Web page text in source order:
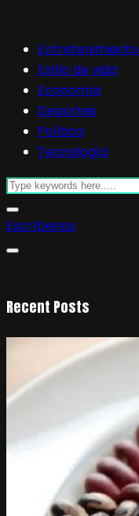
Entretenimiento
Estilo de vida
Economía
Deportes
Política
Tecnología
Escríbenos
Recent Posts